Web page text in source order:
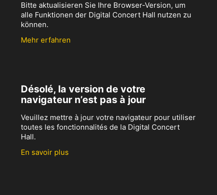
Bitte aktualisieren Sie Ihre Browser-Version, um
alle Funktionen der Digital Concert Hall nutzen zu
können.
Mehr erfahren
Désolé, la version de votre
navigateur n’est pas à jour
Veuillez mettre à jour votre navigateur pour utiliser
toutes les fonctionnalités de la Digital Concert
Hall.
En savoir plus